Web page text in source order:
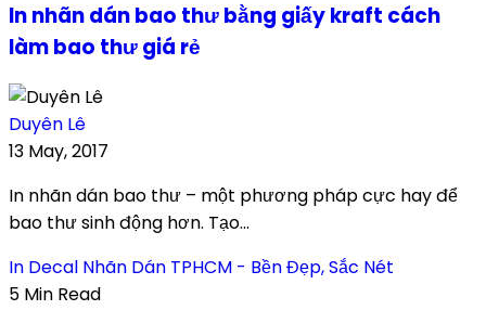
In nhãn dán bao thư bằng giấy kraft cách
làm bao thư giá rẻ
Duyên Lê
13 May, 2017
In nhãn dán bao thư – một phương pháp cực hay để
bao thư sinh động hơn. Tạo...
In Decal Nhãn Dán TPHCM - Bền Đẹp, Sắc Nét
5 Min Read